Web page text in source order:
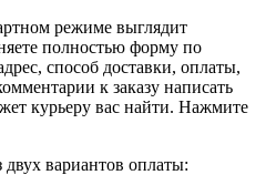
режиме выглядит
полностью форму по
способ доставки, оплаты,
к заказу написать
курьеру вас найти. Нажмите
вариантов оплаты: